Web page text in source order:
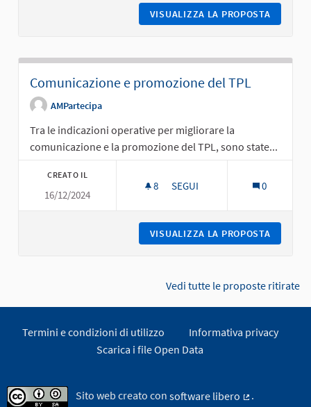
VISUALIZZA LA PROPOSTA
Comunicazione e promozione del TPL
AMPartecipa
Tra le indicazioni operative per migliorare la
comunicazione e la promozione del TPL, sono state...
CREATO IL
16/12/2024
8 8 SOSTENITORI
SEGUI 0
VISUALIZZA LA PROPOSTA
Vedi tutte le proposte ritirate
Termini e condizioni di utilizzo
Informativa privacy
Scarica i file Open Data
Sito web creato con software libero
.